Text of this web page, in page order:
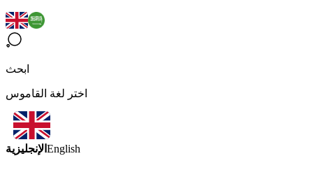
ابحث
اختر لغة القاموس
الإنجليزية English